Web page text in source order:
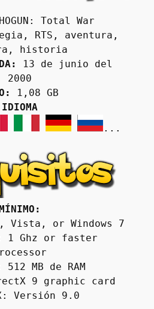
Total War
RTS, aventura,
historia
13 de junio del
2000
1,08 GB
IDIOMA
...
Vista, or Windows 7
1 Ghz or faster
512 MB de RAM
9 graphic card
Versión 9.0